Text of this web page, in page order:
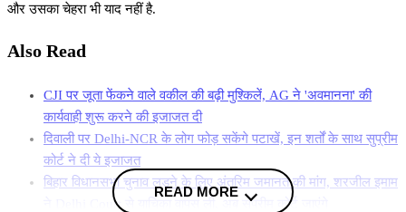
और उसका चेहरा भी याद नहीं है.
Also Read
CJI पर जूता फेंकने वाले वकील की बढ़ी मुश्किलें, AG ने 'अवमानना' की
कार्यवाही शुरू करने की इजाजत दी
दिवाली पर Delhi-NCR के लोग फोड़ सकेंगे पटाखें, इन शर्तों के साथ सुप्रीम
कोर्ट ने दी ये इजाजत
बिहार विधानसभा चुनाव लड़ने के लिए अंतरिम जमानत की मांग, शरजील इमाम
ने Delhi Court से याचिका वापस ली, अब सुप्रीम कोर्ट जाएंगे
READ MORE